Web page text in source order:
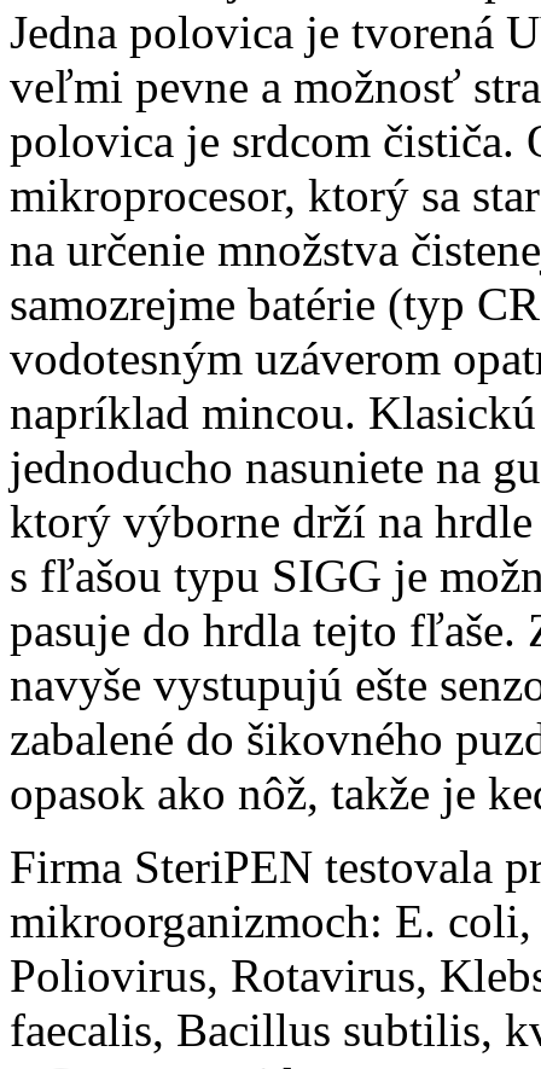
Jedna polovica je tvorená
veľmi pevne a možnosť
polovica je srdcom čističa.
mikroprocesor, ktorý sa
na určenie množstva
samozrejme batérie (typ
vodotesným uzáverom
napríklad mincou.
jednoducho nasuniete na
ktorý výborne drží na
s fľašou typu SIGG je
pasuje do hrdla tejto
navyše vystupujú ešte
zabalené do šikovného
opasok ako nôž, takže je
Firma SteriPEN testovala
mikroorganizmoch: E.
Poliovirus, Rotavirus,
faecalis, Bacillus subtilis,